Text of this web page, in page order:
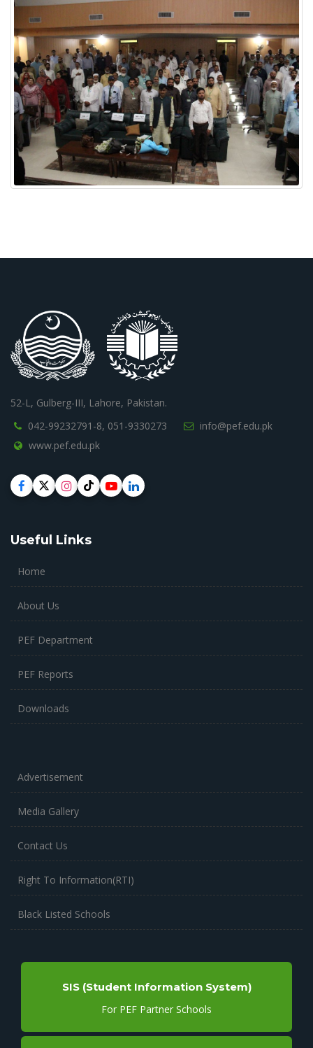
52-L, Gulberg-III, Lahore, Pakistan.
042-99232791-8, 051-9330273
info@pef.edu.pk
www.pef.edu.pk
Useful Links
Home
About Us
PEF Department
PEF Reports
Downloads
Advertisement
Media Gallery
Contact Us
Right To Information(RTI)
Black Listed Schools
SIS (Student Information System)
For PEF Partner Schools